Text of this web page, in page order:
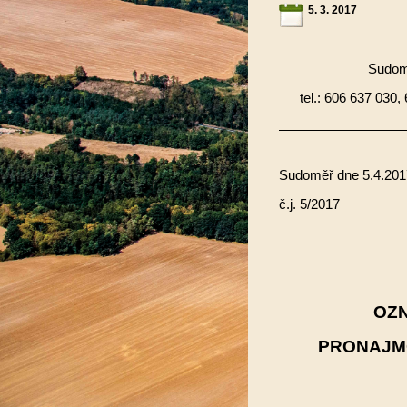
5. 3. 2017
tel.: 606 637
Sudoměř dne
č.j.